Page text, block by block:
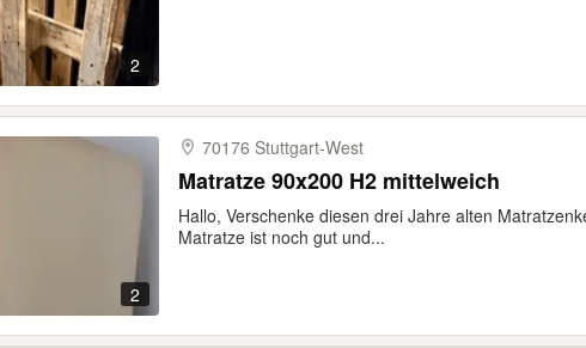
2
2
70176 Stuttgart-​West
Matratze 90x200 H2 mittelweich
Hallo, Verschenke diesen drei Jahre alten
Matratze ist noch gut und...